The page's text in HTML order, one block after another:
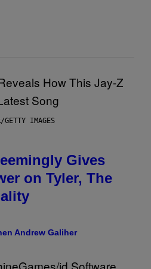
GETTY IMAGES
Gives
on Tyler, The
Andrew Galiher